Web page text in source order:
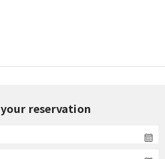
your reservation